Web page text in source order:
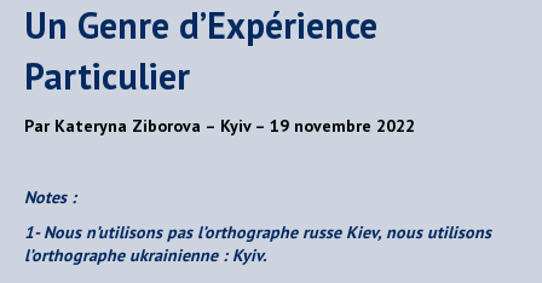
Un Genre d’Expérience
Particulier
Par Kateryna Ziborova – Kyiv – 19 novembre 2022
Notes :
1- Nous n’utilisons pas l’orthographe russe Kiev, nous utilisons
l’orthographe ukrainienne : Kyiv.